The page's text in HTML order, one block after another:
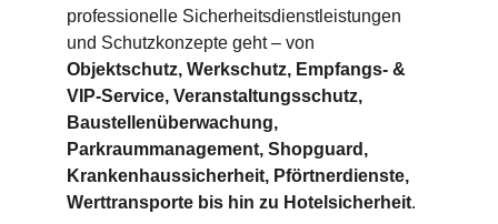
professionelle Sicherheitsdienstleistungen
und Schutzkonzepte geht – von
Objektschutz, Werkschutz, Empfangs- &
VIP-Service, Veranstaltungsschutz,
Baustellenüberwachung,
Parkraummanagement, Shopguard,
Krankenhaussicherheit, Pförtnerdienste,
Werttransporte bis hin zu Hotelsicherheit.